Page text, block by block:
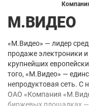
М.ВИДЕО
«М.Видео» — лидер
продаже электроники
крупнейших
того, «М.Видео» —
непродуктовая сеть. С
ОАО «Компания